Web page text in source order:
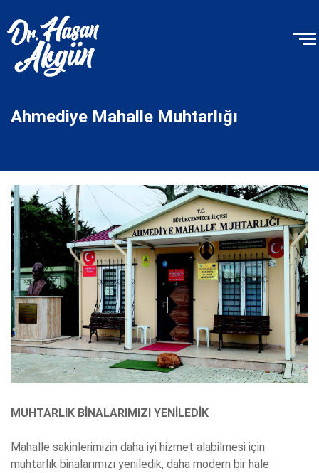
Ahmediye Mahalle Muhtarlığı
MUHTARLIK BİNALARIMIZI YENİLEDİK
Mahalle sakinlerimizin daha iyi hizmet alabilmesi için
muhtarlık binalarımızı yeniledik, daha modern bir hale